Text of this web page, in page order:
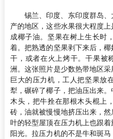
锡兰、印度、东印度群岛
产的地区，这些水果很大程度
成椰子油。坚果在树上生长时
着。把熟透的坚果剥下来后，
干，或者在火上烤干。干果被
洲。这张照片是少数热带地区
巨大的压力机，工人把坚果放
犁，碾碎了椰子，把油压出来
木头，把牛拴在那根木头棍上
砖，油就被慢慢地挤压出来，
叶的轻型屋顶在压力机上也跟
阳光。拉压力机的不是牛和斑